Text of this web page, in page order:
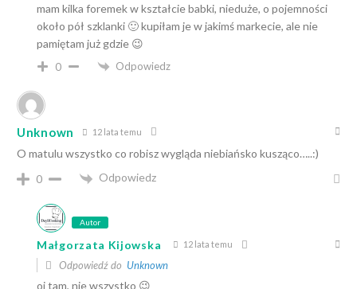
mam kilka foremek w kształcie babki, nieduże, o pojemności
około pół szklanki 🙂 kupiłam je w jakimś markecie, ale nie
pamiętam już gdzie 😉
0 Odpowiedz
Unknown 12 lata temu
O matulu wszystko co robisz wygląda niebiańsko kusząco…..:)
0
Odpowiedz
Autor
Małgorzata Kijowska 12 lata temu
Odpowiedź do Unknown
oj tam, nie wszystko 😉